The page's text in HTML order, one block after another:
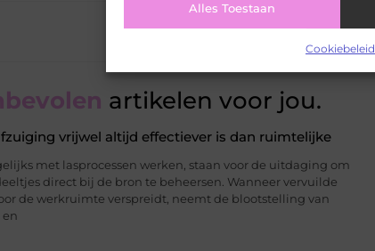
Alles Toestaan
Cookiebeleid
artikelen voor jou.
vrijwel altijd effectiever is dan ruimtelijke
met lasprocessen werken, staan voor de uitdaging om
direct bij de bron te beheersen. Wanneer vervuilde
de werkruimte verspreidt, neemt de blootstelling van
en